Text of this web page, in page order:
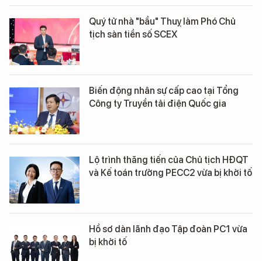
Quý tử nhà "bầu" Thuỵ làm Phó Chủ
tịch sàn tiền số SCEX
Biến động nhân sự cấp cao tại Tổng
Công ty Truyền tải điện Quốc gia
Lộ trình thăng tiến của Chủ tịch HĐQT
và Kế toán trưởng PECC2 vừa bị khởi tố
Hồ sơ dàn lãnh đạo Tập đoàn PC1 vừa
bị khởi tố